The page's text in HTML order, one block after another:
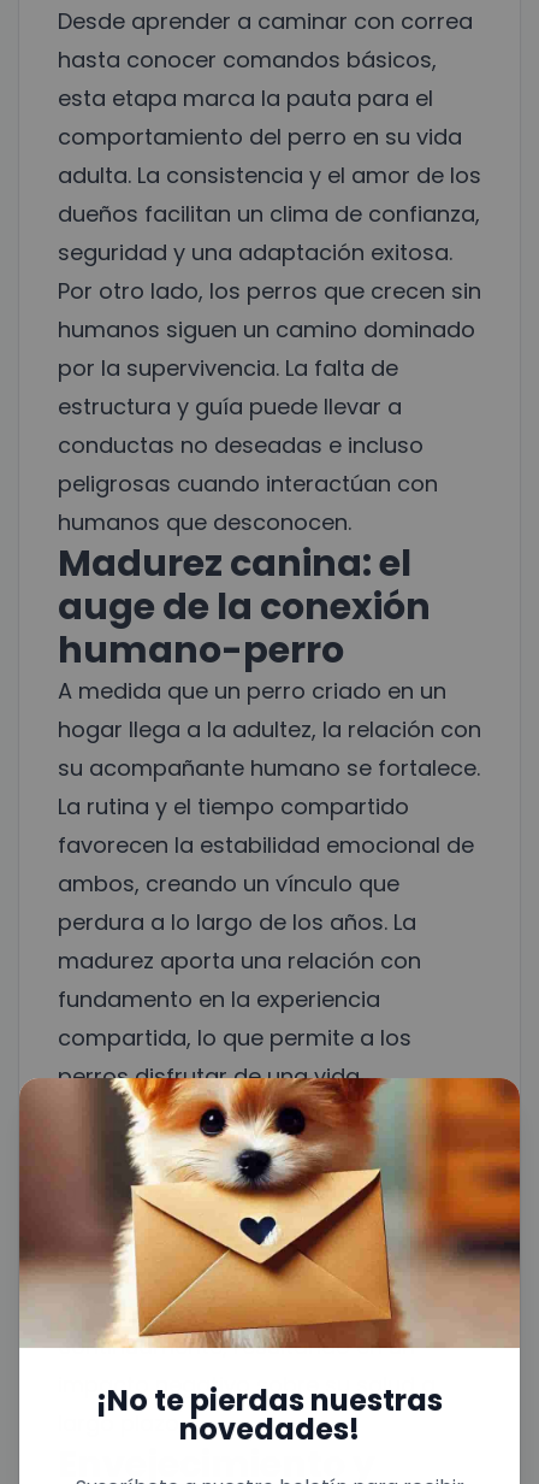
Desde aprender a caminar con correa
hasta conocer comandos básicos,
esta etapa marca la pauta para el
comportamiento del perro en su vida
adulta. La consistencia y el amor de los
dueños facilitan un clima de confianza,
seguridad y una adaptación exitosa.
Por otro lado, los perros que crecen sin
humanos siguen un camino dominado
por la supervivencia. La falta de
estructura y guía puede llevar a
conductas no deseadas e incluso
peligrosas cuando interactúan con
humanos que desconocen.
Madurez canina: el
auge de la conexión
humano-perro
A medida que un perro criado en un
hogar llega a la adultez, la relación con
su acompañante humano se fortalece.
La rutina y el tiempo compartido
favorecen la estabilidad emocional de
ambos, creando un vínculo que
perdura a lo largo de los años. La
madurez aporta una relación con
fundamento en la experiencia
compartida, lo que permite a los
perros disfrutar de una vida
equilibrada y llena de cariño.
Para los perros maduros en las calles,
la adultez sigue siendo un constante
desafío de supervivencia. La falta de
cuidados veterinarios y situaciones
difíciles estresa al perro
continuamente, resultando en un
impacto negativo sobre su salud a
largo plazo.
Envejecimiento y
¡No te pierdas nuestras
novedades!